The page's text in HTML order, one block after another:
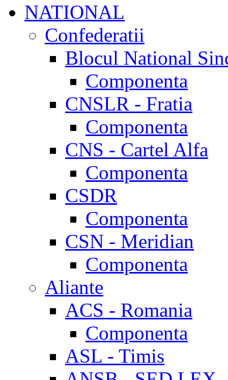
NATIONAL
Confederatii
Blocul National
Componenta
CNSLR - Fratia
Componenta
CNS - Cartel Alfa
Componenta
CSDR
Componenta
CSN - Meridian
Componenta
Aliante
ACS - Romania
Componenta
ASL - Timis